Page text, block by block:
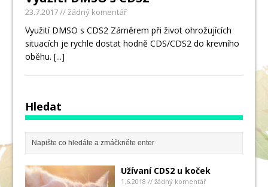
23.7.2017// žádný komentář
Využití DMSO s CDS2 Záměrem při život ohrožujících
situacích je rychle dostat hodně CDS/CDS2 do krevního
oběhu.[...]
Hledat
Užívaní CDS2 u koček
1.6.2018 // žádný komentář